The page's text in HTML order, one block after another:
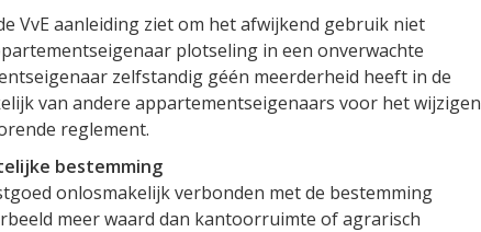
VvE aanleiding ziet om het afwijkend gebruik niet
plotseling in een onverwachte
zelfstandig géén meerderheid heeft in de
van andere appartementseigenaars voor het wijzigen
reglement.
bestemming
onlosmakelijk verbonden met de bestemming
meer waard dan kantoorruimte of agrarisch